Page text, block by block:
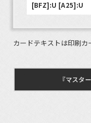
[BFZ]:U [A25]:U
カードテキストは印刷カ
『マスタ